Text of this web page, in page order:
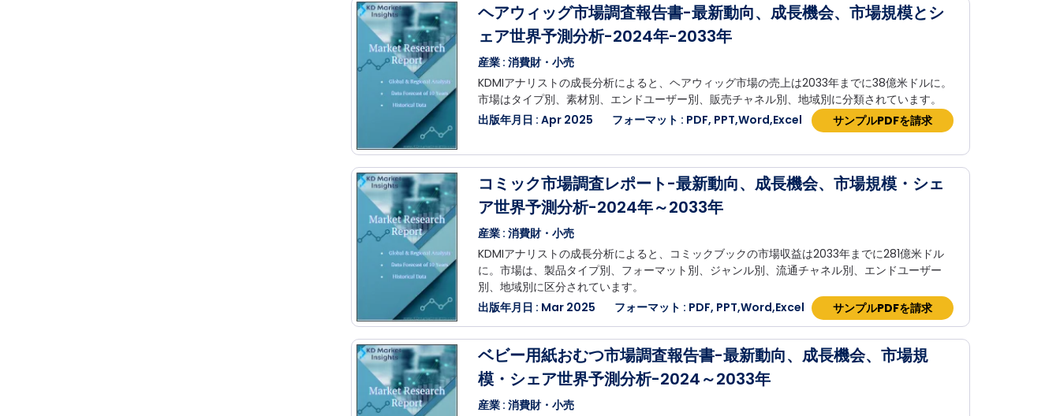
ヘアウィッグ市場調査報告書-最新動向、成長機会、市場規模とシ
ェア世界予測分析-2024年-2033年
産業 : 消費財・小売
KDMIアナリストの成長分析によると、ヘアウィッグ市場の売上は2033年までに38億米ドルに。
市場はタイプ別、素材別、エンドユーザー別、販売チャネル別、地域別に分類されています。
出版年月日 : Apr 2025
フォーマット : PDF, PPT,Word,Excel サンプルPDFを請求
コミック市場調査レポート-最新動向、成長機会、市場規模・シェ
ア世界予測分析-2024年～2033年
産業 : 消費財・小売
KDMIアナリストの成長分析によると、コミックブックの市場収益は2033年までに281億米ドル
に。市場は、製品タイプ別、フォーマット別、ジャンル別、流通チャネル別、エンドユーザー
別、地域別に区分されています。
出版年月日 : Mar 2025
フォーマット : PDF, PPT,Word,Excel サンプルPDFを請求
ベビー用紙おむつ市場調査報告書-最新動向、成長機会、市場規
模・シェア世界予測分析-2024～2033年
産業 : 消費財・小売